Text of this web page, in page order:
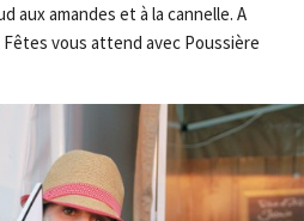
aux amandes et à la cannelle. A
vous attend avec Poussière